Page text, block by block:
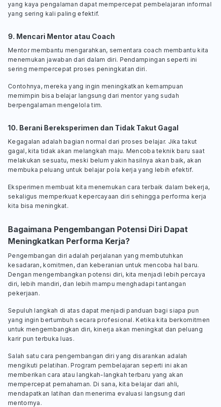
yang kaya pengalaman dapat mempercepat pembelajaran informal
yang sering kali paling efektif.
9. Mencari Mentor atau Coach
Mentor membantu mengarahkan, sementara coach membantu kita
menemukan jawaban dari dalam diri. Pendampingan seperti ini
sering mempercepat proses peningkatan diri.
Contohnya, mereka yang ingin meningkatkan kemampuan
memimpin bisa belajar langsung dari mentor yang sudah
berpengalaman mengelola tim.
10. Berani Bereksperimen dan Tidak Takut Gagal
Kegagalan adalah bagian normal dari proses belajar. Jika takut
gagal, kita tidak akan melangkah maju. Mencoba teknik baru saat
melakukan sesuatu, meski belum yakin hasilnya akan baik, akan
membuka peluang untuk belajar pola kerja yang lebih efektif.
Eksperimen membuat kita menemukan cara terbaik dalam bekerja,
sekaligus memperkuat kepercayaan diri sehingga performa kerja
kita bisa meningkat.
Bagaimana Pengembangan Potensi Diri Dapat
Meningkatkan Performa Kerja?
Pengembangan diri adalah perjalanan yang membutuhkan
kesadaran, komitmen, dan keberanian untuk mencoba hal baru.
Dengan mengembangkan potensi diri, kita menjadi lebih percaya
diri, lebih mandiri, dan lebih mampu menghadapi tantangan
pekerjaan.
Sepuluh langkah di atas dapat menjadi panduan bagi siapa pun
yang ingin bertumbuh secara profesional. Ketika kita berkomitmen
untuk mengembangkan diri, kinerja akan meningkat dan peluang
karir pun terbuka luas.
Salah satu cara pengembangan diri yang disarankan adalah
mengikuti pelatihan. Program pembelajaran seperti ini akan
memberikan cara atau langkah-langkah terbaru yang akan
mempercepat pemahaman. Di sana, kita belajar dari ahli,
mendapatkan latihan dan menerima evaluasi langsung dari
mentornya.